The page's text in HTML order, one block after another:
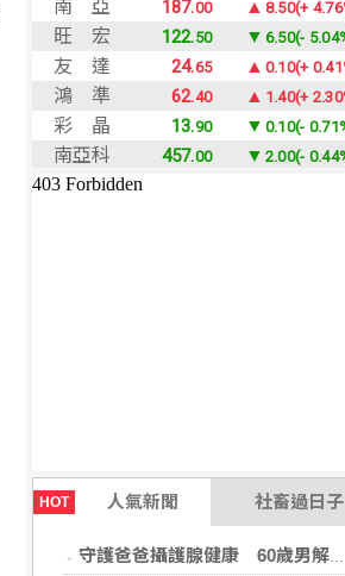
HOT 人氣新聞 社畜過日子
守護爸爸攝護腺健康 60歲男解尿異常 靠PHI檢測及早揪出攝護腺癌